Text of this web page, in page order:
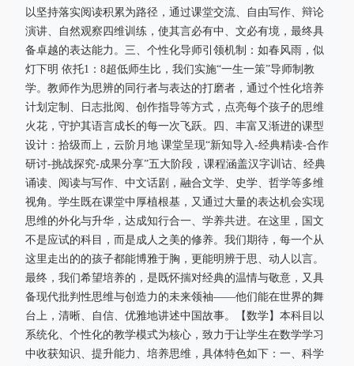
以坚持落实阅读积累为路径，通过课堂交流、自由写作、辩论
演讲、自然观察四维训练，使其言必有中、文必有境，最终具
备卓越的表达能力。三、个性化导师引领机制：如春风雨，似
灯下明 依托1：8超低师生比，我们实施“一生一策”导师制教
学。教师作为思辨的同行者与表达的打磨者，通过个性化培养
计划定制、日志批阅、创作指导等方式，点亮每个孩子的思维
火花，守护其语言成长的每一次飞跃。四、丰富又渐进的课型
设计：拾级而上，云阶月地 课堂呈现“新知导入-经典精读-合作
研讨-挑战探究-成果分享”五大阶段，课程涵盖汉字训诂、经典
诵读、阅读与写作、中文话剧，融合文学、史学、哲学等多维
视角。学生既在课堂中厚植根基，又通过大量的表达机会实现
思维的外化与升华，达成知行合一、学养共进。在这里，国文
不是应试的科目，而是成人之美的修养。我们期待，每一个从
这里走出的的孩子都能博雅于胸，更能明辨于思、动人以言。
最终，我们希望培养的，是既怀揣对经典的温情与敬意，又具
备现代批判性思维与创造力的未来领袖——他们能在世界的舞
台上，清晰、自信、优雅地讲述中国故事。【数学】本科目以
系统化、个性化的教学模式为核心，致力于让学生在数学学习
中收获知识、提升能力、培养思维，具体特色如下：一、科学